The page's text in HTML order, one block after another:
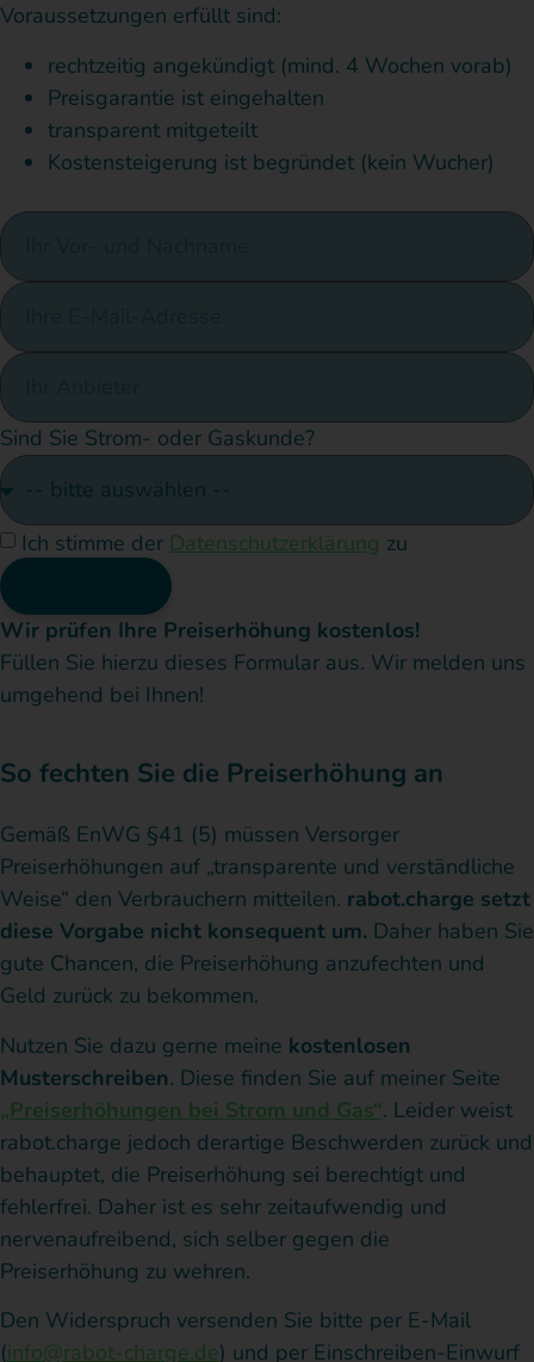
Voraussetzungen erfüllt sind:
rechtzeitig angekündigt (mind. 4 Wochen vorab)
Preisgarantie ist eingehalten
transparent mitgeteilt
Kostensteigerung ist begründet (kein Wucher)
Sind Sie Strom- oder Gaskunde?
Ich stimme der Datenschutzerklärung zu
Wir prüfen Ihre Preiserhöhung kostenlos!
Füllen Sie hierzu dieses Formular aus. Wir melden uns
umgehend bei Ihnen!
So fechten Sie die Preiserhöhung an
Gemäß EnWG §41 (5) müssen Versorger
Preiserhöhungen auf „transparente und verständliche
Weise“ den Verbrauchern mitteilen. rabot.charge setzt
diese Vorgabe nicht konsequent um. Daher haben Sie
gute Chancen, die Preiserhöhung anzufechten und
Geld zurück zu bekommen.
Nutzen Sie dazu gerne meine kostenlosen
Musterschreiben. Diese finden Sie auf meiner Seite
„Preiserhöhungen bei Strom und Gas“. Leider weist
rabot.charge jedoch derartige Beschwerden zurück und
behauptet, die Preiserhöhung sei berechtigt und
fehlerfrei. Daher ist es sehr zeitaufwendig und
nervenaufreibend, sich selber gegen die
Preiserhöhung zu wehren.
Den Widerspruch versenden Sie bitte per E-Mail
(info@rabot-charge.de) und per Einschreiben-Einwurf